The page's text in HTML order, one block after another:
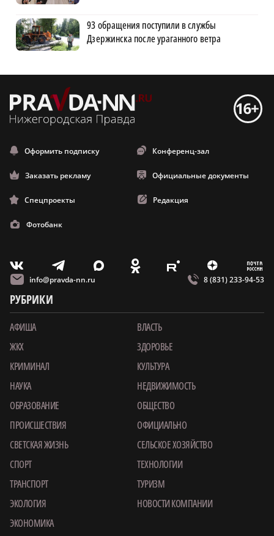
93 обращения поступили в службы
Дзержинска после ураганного ветра
Оформить подписку Конференц-зал
Заказать рекламу Официальные документы
Спецпроекты Редакция
Фотобанк
V T X O E Z m
info@pravda-nn.ru 8 (831) 233-94-53
РУБРИКИ
АФИША
ВЛАСТЬ
ЖКХ
ЗДОРОВЬЕ
КРИМИНАЛ
КУЛЬТУРА
НАУКА
НЕДВИЖИМОСТЬ
ОБРАЗОВАНИЕ
ОБЩЕСТВО
ПРОИСШЕСТВИЯ
ОФИЦИАЛЬНО
СВЕТСКАЯ ЖИЗНЬ
СЕЛЬСКОЕ ХОЗЯЙСТВО
СПОРТ
ТЕХНОЛОГИИ
ТРАНСПОРТ
ТУРИЗМ
ЭКОЛОГИЯ
НОВОСТИ КОМПАНИИ
ЭКОНОМИКА